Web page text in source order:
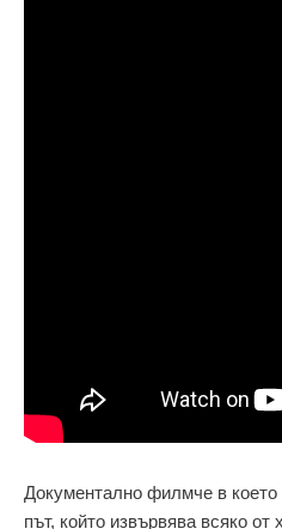
Документално филмче в
път, който извървява всяко от